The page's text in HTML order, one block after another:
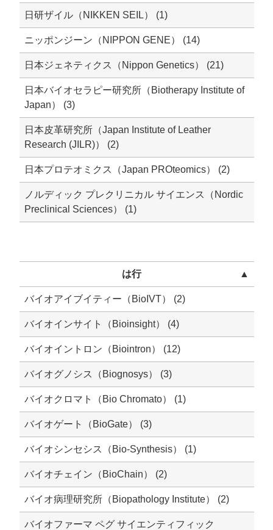
日研ザイル（NIKKEN SEIL） (1)
ニッポンジーン（NIPPON GENE） (14)
日本ジェネティクス（Nippon Genetics） (21)
日本バイオセラピー研究所（Biotherapy Institute of
Japan） (3)
日本皮革研究所（Japan Institute of Leather
Research (JILR)） (2)
日本プロテオミクス（Japan PROteomics） (2)
ノルディック プレクリニカル サイエンス（Nordic
Preclinical Sciences） (1)
は行 ▲
バイオアイブイティー（BioIVT） (2)
バイオインサイト（Bioinsight） (4)
バイオイントロン（Biointron） (12)
バイオグノシス（Biognosys） (3)
バイオクロマト（Bio Chromato） (1)
バイオゲート（BioGate） (3)
バイオシンセシス（Bio-Synthesis） (1)
バイオチェイン（BioChain） (2)
バイオ病理研究所（Biopathology Institute） (2)
バイオファーマ ペグ サイエンティフィック